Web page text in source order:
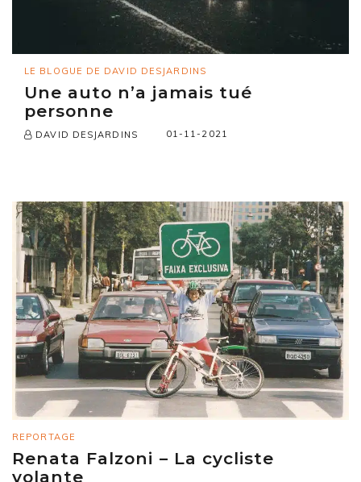
LE BLOGUE DE DAVID DESJARDINS
Une auto n’a jamais tué
personne
DAVID DESJARDINS 01-11-2021
REPORTAGE
Renata Falzoni – La cycliste
volante